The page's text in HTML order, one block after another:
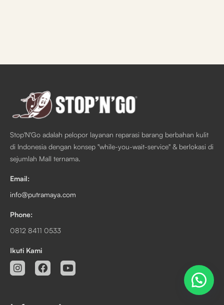
Stop'N'Go adalah pelopor layanan reparasi barang berbahan kulit
di Indonesia dengan konsep "while-you-wait-service" & berlokasi di
sejumlah Mall ternama.
Email:
info@putramaya.com
Phone:
0812 8411 0533
Ikuti Kami